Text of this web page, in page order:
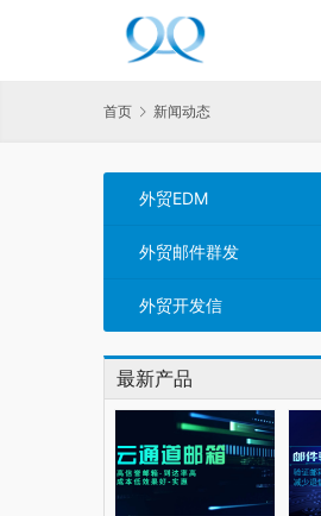
首页 新闻动态
外贸EDM
外贸邮件群发
外贸开发信
最新产品